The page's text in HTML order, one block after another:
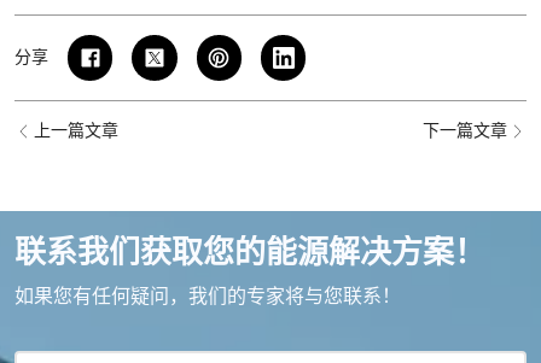
分享
上一篇文章 下一篇文章
联系我们获取您的能源解决方案！
如果您有任何疑问，我们的专家将与您联系！